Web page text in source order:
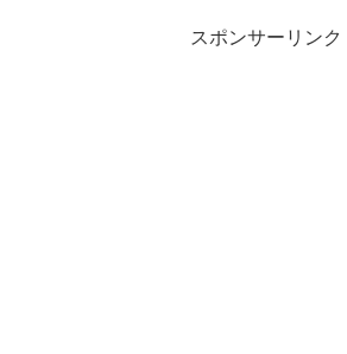
スポンサーリンク